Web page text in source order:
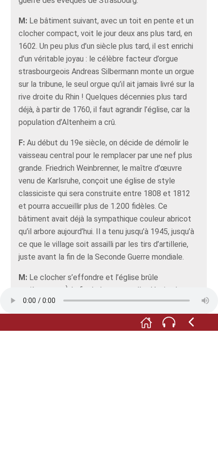
M: Le bâtiment suivant, avec un toit en pente et un
clocher compact, voit le jour deux ans plus tard, en
1602. Un peu plus d’un siècle plus tard, il est enrichi
d’un véritable joyau : le célèbre facteur d’orgue
strasbourgeois Andreas Silbermann monte un orgue
sur la tribune, le seul orgue qu’il ait jamais livré sur la
rive droite du Rhin ! Quelques décennies plus tard
déjà, à partir de 1760, il faut agrandir l’église, car la
population d’Altenheim a crû.
F: Au début du 19e siècle, on décide de démolir le
vaisseau central pour le remplacer par une nef plus
grande. Friedrich Weinbrenner, le maître d’œuvre
venu de Karlsruhe, conçoit une église de style
classiciste qui sera construite entre 1808 et 1812
et pourra accueillir plus de 1.200 fidèles. Ce
bâtiment avait déjà la sympathique couleur abricot
qu’il arbore aujourd’hui. Il a tenu jusqu’à 1945, jusqu’à
ce que le village soit assailli par les tirs d’artillerie,
juste avant la fin de la Seconde Guerre mondiale.
M: Le clocher s’effondre et l’église brûle
entièrement. À la fin de la guerre, elle n’était plus
qu’une ruine au cœur d’Altenheim. La reconstruction
dure jusqu’à 1951, grâce au concours et au
dévouement de la population d’Altenheim.